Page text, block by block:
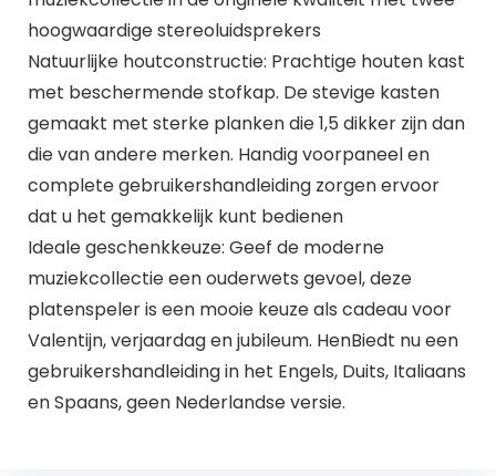
hoogwaardige stereoluidsprekers
Natuurlijke houtconstructie: Prachtige houten kast
met beschermende stofkap. De stevige kasten
gemaakt met sterke planken die 1,5 dikker zijn dan
die van andere merken. Handig voorpaneel en
complete gebruikershandleiding zorgen ervoor
dat u het gemakkelijk kunt bedienen
Ideale geschenkkeuze: Geef de moderne
muziekcollectie een ouderwets gevoel, deze
platenspeler is een mooie keuze als cadeau voor
Valentijn, verjaardag en jubileum. HenBiedt nu een
gebruikershandleiding in het Engels, Duits, Italiaans
en Spaans, geen Nederlandse versie.